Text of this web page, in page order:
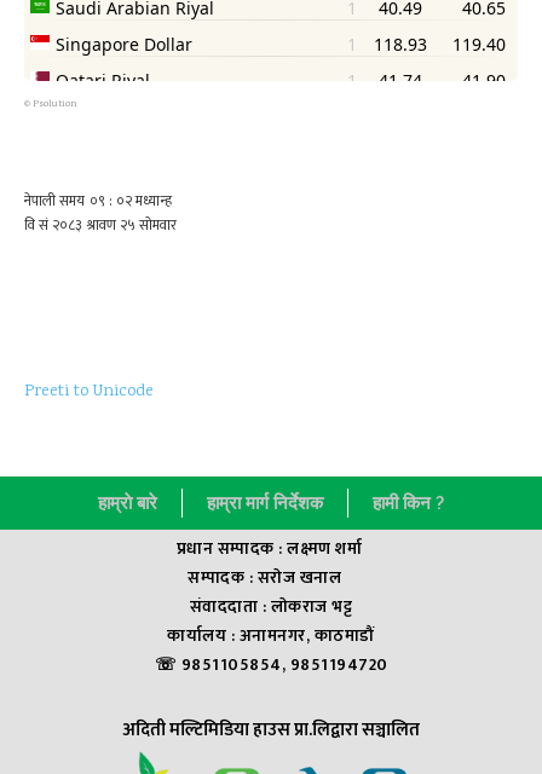
© Psolution
Preeti to Unicode
हाम्राे बारे हाम्रा मार्ग निर्देशक हामी किन ?
प्रधान सम्पादक : लक्ष्मण शर्मा
सम्पादक : सराेज खनाल
संवाददाता : लाेकराज भट्ट
कार्यालय : अनामनगर, काठमाडौं
☏ 9851105854, 9851194720
अदिती मल्टिमिडिया हाउस प्रा.लिद्वारा सञ्चालित